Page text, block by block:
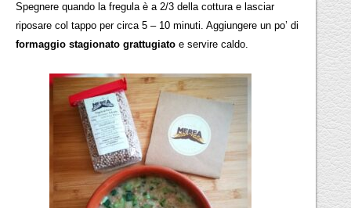
Spegnere quando la fregula è a 2/3 della cottura e lasciar
riposare col tappo per circa 5 – 10 minuti. Aggiungere un po’ di
formaggio stagionato grattugiato e servire caldo.